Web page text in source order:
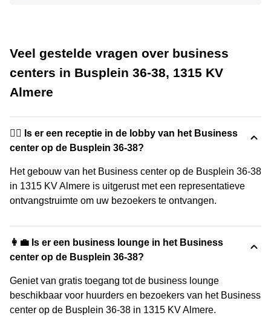
Veel gestelde vragen over business
centers in Busplein 36-38, 1315 KV
Almere
🙋‍♀️ Is er een receptie in de lobby van het Business
center op de Busplein 36-38?
Het gebouw van het Business center op de Busplein 36-38
in 1315 KV Almere is uitgerust met een representatieve
ontvangstruimte om uw bezoekers te ontvangen.
👩‍💼 Is er een business lounge in het Business
center op de Busplein 36-38?
Geniet van gratis toegang tot de business lounge
beschikbaar voor huurders en bezoekers van het Business
center op de Busplein 36-38 in 1315 KV Almere.